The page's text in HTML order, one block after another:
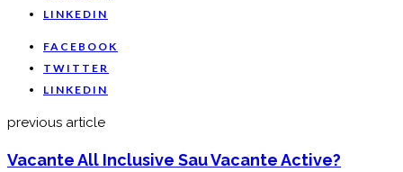
LINKEDIN
FACEBOOK
TWITTER
LINKEDIN
previous article
Vacante All Inclusive Sau Vacante Active?